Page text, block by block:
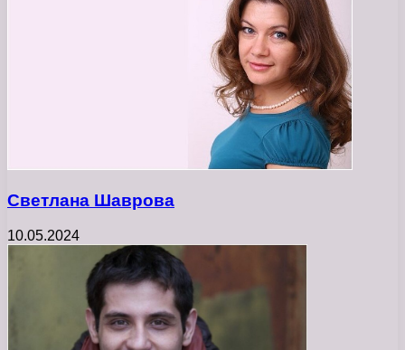
Светлана Шаврова
10.05.2024